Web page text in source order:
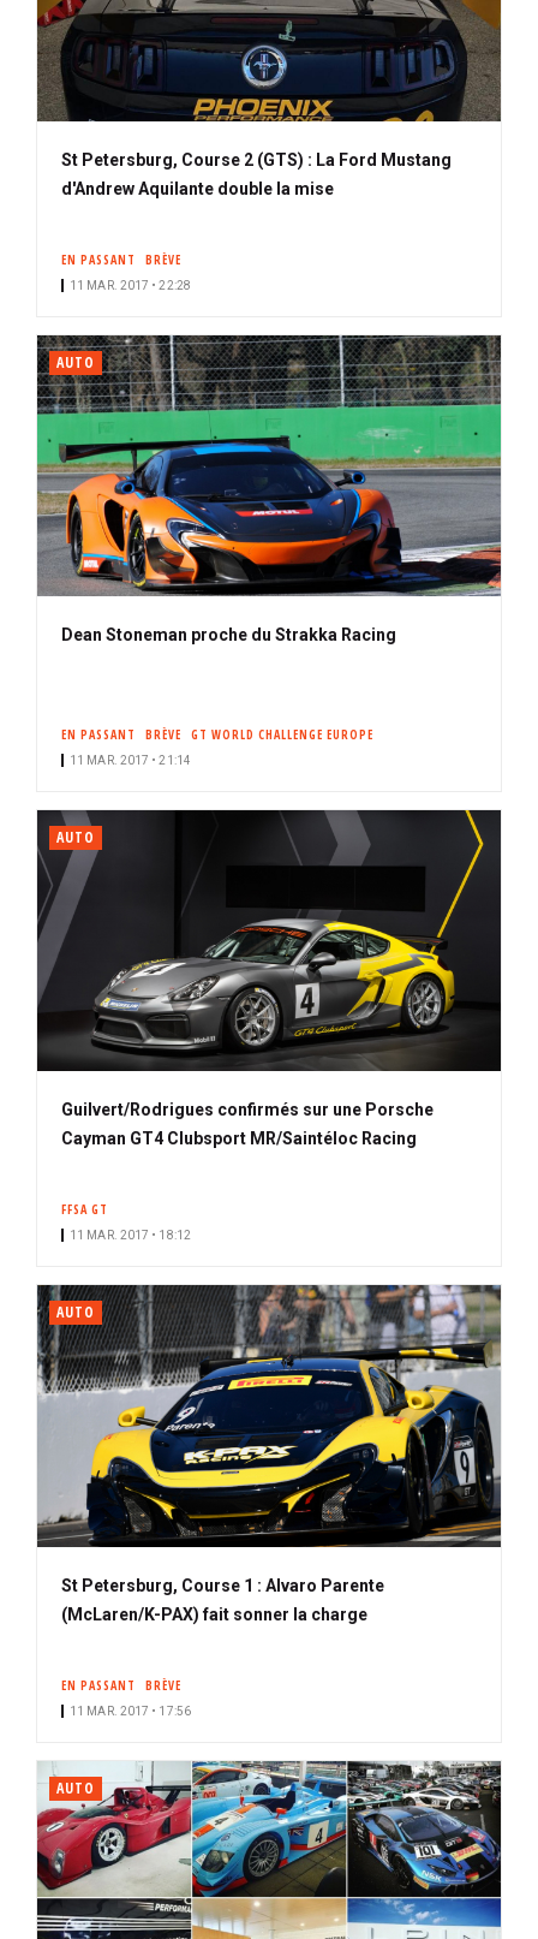
St Petersburg, Course 2 (GTS) : La Ford Mustang
d'Andrew Aquilante double la mise
EN PASSANT BRÈVE
11 MAR. 2017 • 22:28
AUTO
Dean Stoneman proche du Strakka Racing
EN PASSANT BRÈVE GT WORLD CHALLENGE EUROPE
11 MAR. 2017 • 21:14
AUTO
Guilvert/Rodrigues confirmés sur une Porsche
Cayman GT4 Clubsport MR/Saintéloc Racing
FFSA GT
11 MAR. 2017 • 18:12
AUTO
St Petersburg, Course 1 : Alvaro Parente
(McLaren/K-PAX) fait sonner la charge
EN PASSANT BRÈVE
11 MAR. 2017 • 17:56
AUTO